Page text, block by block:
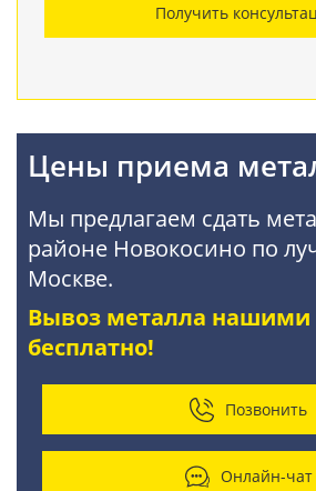
Покупка АКБ
Получить
Цены приема
Мы предлагаем сдать
районе Новокосино по
Москве.
Вывоз металла
бесплатно!
Позвонить
Онлайн-чат